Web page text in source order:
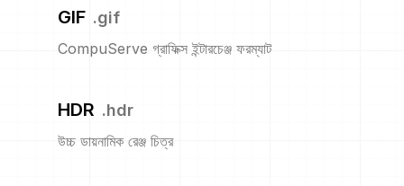
GIF .gif
CompuServe গ্রাফিক্স ইন্টারচেঞ্জ ফরম্যাট
HDR .hdr
উচ্চ ডায়নামিক রেঞ্জ চিত্র